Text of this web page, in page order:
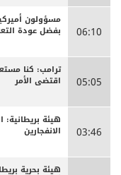
06:10
مسؤولون
بفضل عودة
05:05
ترامب: كنا
اقتضى الأمر
03:46
هيئة بريطانية:
الانفجارين
هيئة بحرية